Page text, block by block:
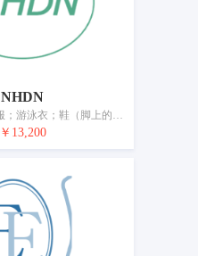
NHDN
服装；婴儿全套服；游泳衣；鞋（脚上的穿着物）；靴；帽；袜；手套（服装）；围巾；腰带
￥13,200